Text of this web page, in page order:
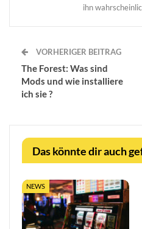
ihn
VORHERIGER BEITRAG
The Forest: Was sind
Mods und wie installiere
ich sie ?
Das könnte dir auch
NEWS